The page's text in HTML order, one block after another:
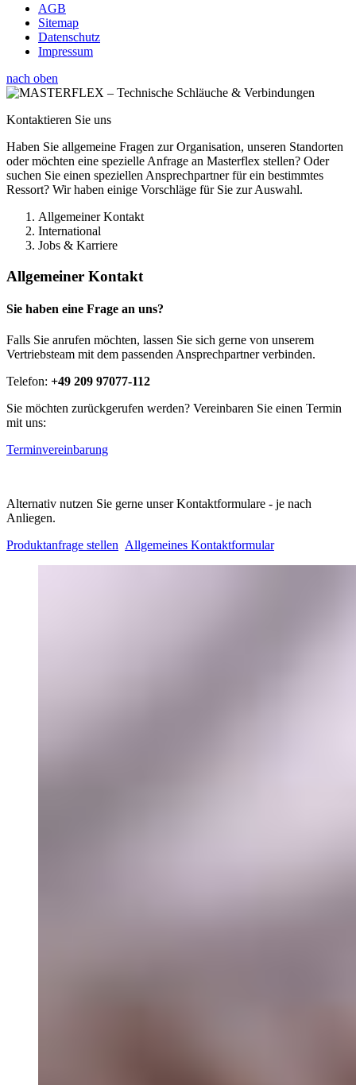
AGB
Sitemap
Datenschutz
Impressum
nach oben
Kontaktieren Sie uns
Haben Sie allgemeine Fragen zur Organisation, unseren Standorten
oder möchten eine spezielle Anfrage an Masterflex stellen? Oder
suchen Sie einen speziellen Ansprechpartner für ein bestimmtes
Ressort? Wir haben einige Vorschläge für Sie zur Auswahl.
Allgemeiner Kontakt
International
Jobs & Karriere
Allgemeiner Kontakt
Sie haben eine Frage an uns?
Falls Sie anrufen möchten, lassen Sie sich gerne von unserem
Vertriebsteam mit dem passenden Ansprechpartner verbinden.
Telefon: +49 209 97077-112
Sie möchten zurückgerufen werden? Vereinbaren Sie einen Termin
mit uns:
Terminvereinbarung
Alternativ nutzen Sie gerne unser Kontaktformulare - je nach
Anliegen.
Produktanfrage stellen Allgemeines Kontaktformular